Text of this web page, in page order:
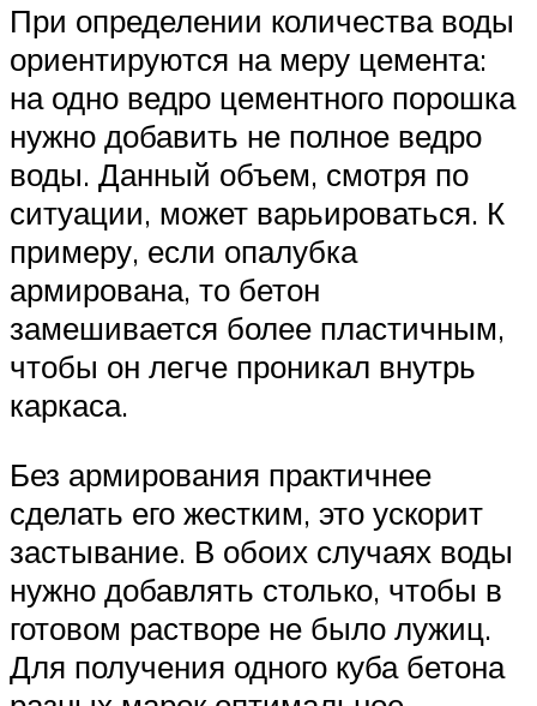
При определении количества воды
ориентируются на меру цемента:
на одно ведро цементного порошка
нужно добавить не полное ведро
воды. Данный объем, смотря по
ситуации, может варьироваться. К
примеру, если опалубка
армирована, то бетон
замешивается более пластичным,
чтобы он легче проникал внутрь
каркаса.
Без армирования практичнее
сделать его жестким, это ускорит
застывание. В обоих случаях воды
нужно добавлять столько, чтобы в
готовом растворе не было лужиц.
Для получения одного куба бетона